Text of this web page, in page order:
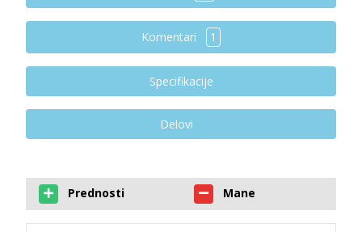
Komentari 1
Specifikacije
Delovi
Prednosti Mane